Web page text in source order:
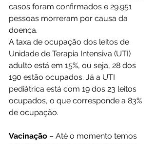
casos foram confirmados e 29.951
pessoas morreram por causa da
doença.
A taxa de ocupação dos leitos de
Unidade de Terapia Intensiva (UTI)
adulto está em 15%, ou seja, 28 dos
190 estão ocupados. Já a UTI
pediátrica está com 19 dos 23 leitos
ocupados, o que corresponde a 83%
de ocupação.
Vacinação – Até o momento temos